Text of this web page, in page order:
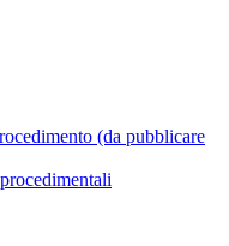
(da pubblicare